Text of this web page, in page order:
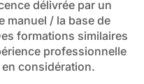
délivrée par un
manuel / la base de
formations similaires
professionnelle
considération.